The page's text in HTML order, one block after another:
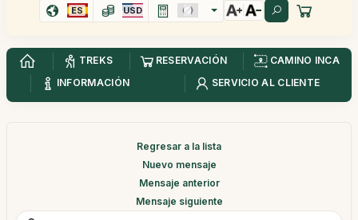
ES USD
TREKS RESERVACIÓN
CAMINO INCA
INFORMACIÓN
SERVICIO AL CLIENTE
Regresar a la lista
Nuevo mensaje
Mensaje anterior
Mensaje siguiente